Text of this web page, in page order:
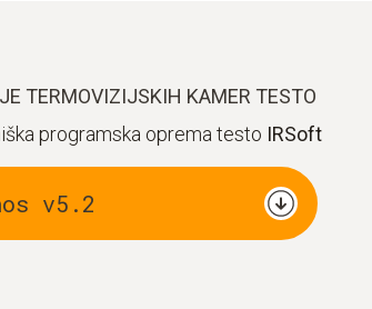
TERMOVIZIJSKIH KAMER TESTO
programska oprema testo IRSoft
v5.2